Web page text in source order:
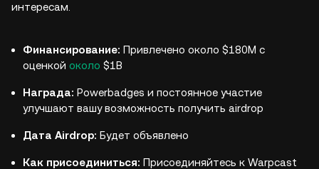
интересам.
Финансирование: Привлечено около $180M с
оценкой около $1B
Награда: Powerbadges и постоянное участие
улучшают вашу возможность получить airdrop
Дата Airdrop: Будет объявлено
Как присоединиться: Присоединяйтесь к Warpcast